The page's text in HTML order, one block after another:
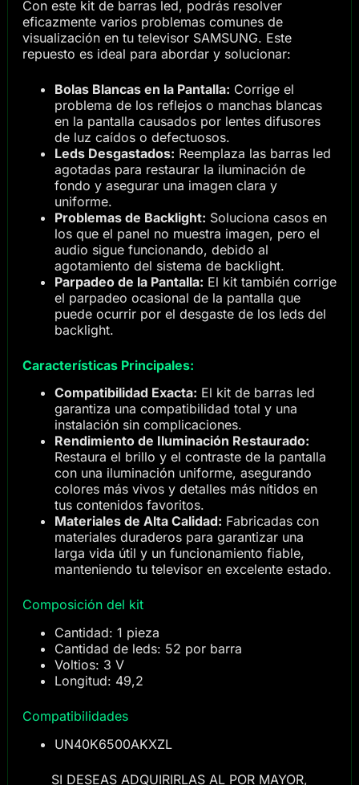
Con este kit de barras led, podrás resolver
eficazmente varios problemas comunes de
visualización en tu televisor SAMSUNG. Este
repuesto es ideal para abordar y solucionar:
Bolas Blancas en la Pantalla: Corrige el
problema de los reflejos o manchas blancas
en la pantalla causados por lentes difusores
de luz caídos o defectuosos.
Leds Desgastados: Reemplaza las barras led
agotadas para restaurar la iluminación de
fondo y asegurar una imagen clara y
uniforme.
Problemas de Backlight: Soluciona casos en
los que el panel no muestra imagen, pero el
audio sigue funcionando, debido al
agotamiento del sistema de backlight.
Parpadeo de la Pantalla: El kit también corrige
el parpadeo ocasional de la pantalla que
puede ocurrir por el desgaste de los leds del
backlight.
Características Principales:
Compatibilidad Exacta: El kit de barras led
garantiza una compatibilidad total y una
instalación sin complicaciones.
Rendimiento de Iluminación Restaurado:
Restaura el brillo y el contraste de la pantalla
con una iluminación uniforme, asegurando
colores más vivos y detalles más nítidos en
tus contenidos favoritos.
Materiales de Alta Calidad: Fabricadas con
materiales duraderos para garantizar una
larga vida útil y un funcionamiento fiable,
manteniendo tu televisor en excelente estado.
Composición del kit
Cantidad: 1 pieza
Cantidad de leds: 52 por barra
Voltios: 3 V
Longitud: 49,2
Compatibilidades
UN40K6500AKXZL
SI DESEAS ADQUIRIRLAS AL POR MAYOR,